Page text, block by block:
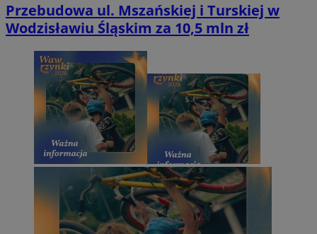
Przebudowa ul. Mszańskiej i Turskiej w
Wodzisławiu Śląskim za 10,5 mln zł